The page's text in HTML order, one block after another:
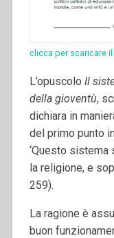
clicca per scaricare
L’opuscolo Il
della gioventù,
dichiara in
del primo punto
‘Questo sistema
la religione, e
259).
La ragione è
buon